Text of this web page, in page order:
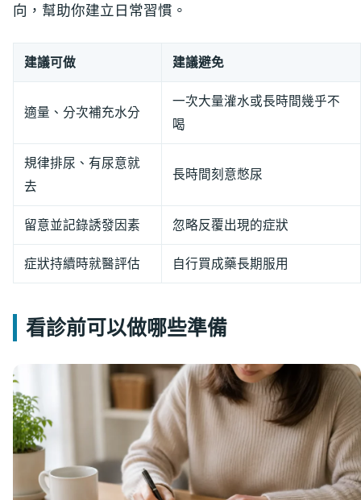
向，幫助你建立日常習慣。
建議可做 建議避免
適量、分次補充水分
一次大量灌水或長時間幾乎不
喝
規律排尿、有尿意就
去
長時間刻意憋尿
留意並記錄誘發因素 忽略反覆出現的症狀
症狀持續時就醫評估 自行買成藥長期服用
看診前可以做哪些準備